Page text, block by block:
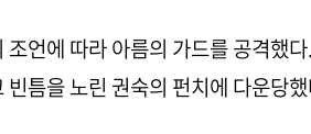
조언에 따라 아름의 가드를 공격했
빈틈을 노린 권숙의 펀치에 다운당